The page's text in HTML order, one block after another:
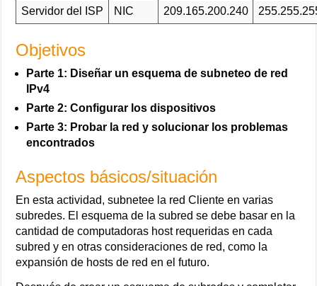
Servidor del ISP NIC 209.165.200.240
Objetivos
Parte 1: Diseñar un esquema de subneteo de red
IPv4
Parte 2: Configurar los dispositivos
Parte 3: Probar la red y solucionar los problemas
encontrados
Aspectos básicos/situación
En esta actividad, subnetee la red Cliente en varias
subredes. El esquema de la subred se debe basar en la
cantidad de computadoras host requeridas en cada
subred y en otras consideraciones de red, como la
expansión de hosts de red en el futuro.